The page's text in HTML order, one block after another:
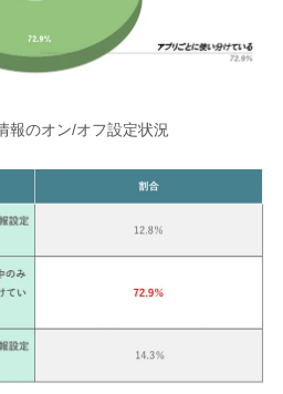
報のオン/オフ設定状況